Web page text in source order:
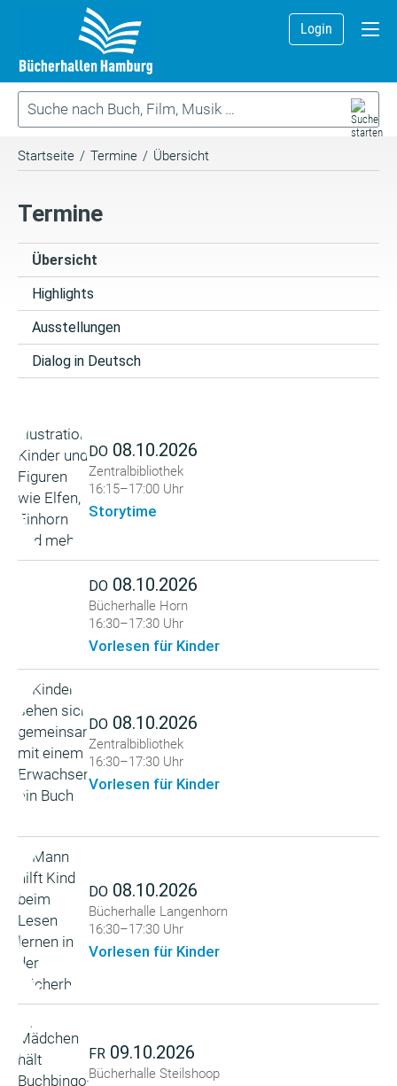
Login
Startseite / Termine / Übersicht
Termine
Übersicht
Highlights
Ausstellungen
Dialog in Deutsch
DO 08.10.2026
Zentralbibliothek
16:15–17:00 Uhr
Storytime
DO 08.10.2026
Bücherhalle Horn
16:30–17:30 Uhr
Vorlesen für Kinder
DO 08.10.2026
Zentralbibliothek
16:30–17:30 Uhr
Vorlesen für Kinder
DO 08.10.2026
Bücherhalle Langenhorn
16:30–17:30 Uhr
Vorlesen für Kinder
FR 09.10.2026
Bücherhalle Steilshoop